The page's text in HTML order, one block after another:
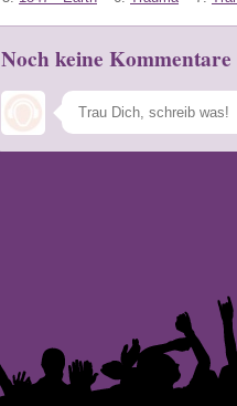
Noch keine Kommentare